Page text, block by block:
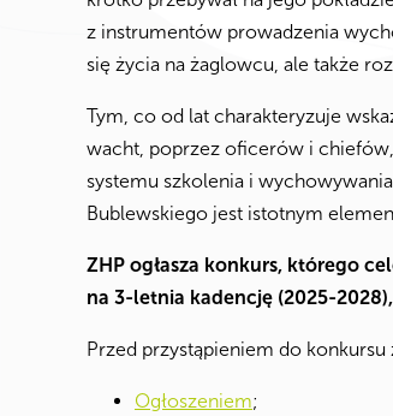
z instrumentów prowadzenia
się życia na żaglowcu, ale także
Tym, co od lat charakteryzuje
wacht, poprzez oficerów i
systemu szkolenia i
Bublewskiego jest istotnym
ZHP ogłasza konkurs, którego
na 3-letnia kadencję (2025-
Przed przystąpieniem do konkursu
Ogłoszeniem;